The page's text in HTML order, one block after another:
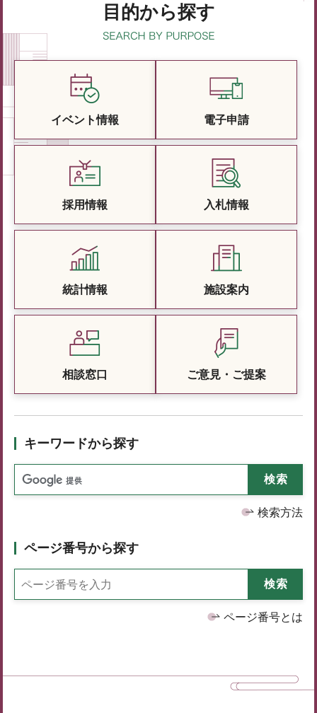
目的から探す
イベント情報 電子申請
採用情報 入札情報
統計情報 施設案内
相談窓口 ご意見・ご提案
キーワードから探す
検索方法
ページ番号から探す
ページ番号とは